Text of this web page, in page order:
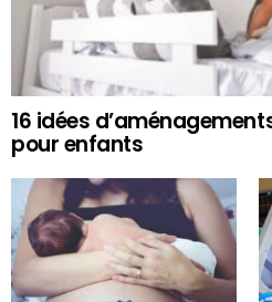
16 idées
pour enfants